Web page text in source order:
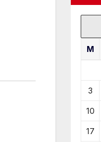
M
3
10
17